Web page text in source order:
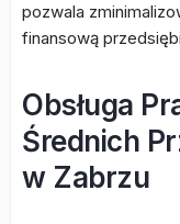
pozwala
finansową
Obsługa
Średnich
w Zabrzu